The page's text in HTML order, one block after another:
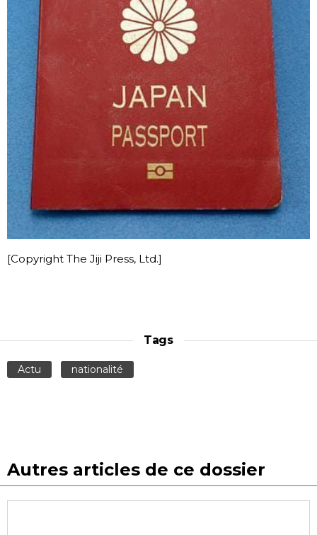
[Copyright The Jiji Press, Ltd.]
Tags
Actu nationalité
Autres articles de ce dossier